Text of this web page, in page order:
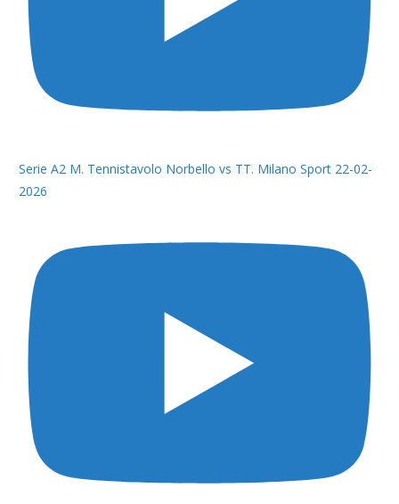
Serie A2 M. Tennistavolo Norbello vs TT. Milano Sport 22-02-
2026